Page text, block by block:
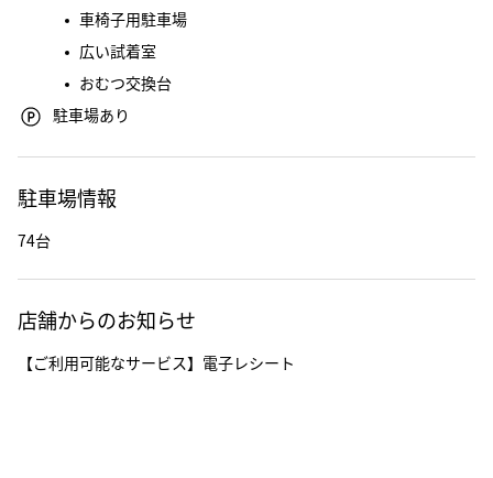
車椅子用駐車場
広い試着室
おむつ交換台
駐車場あり
駐車場情報
74台
店舗からのお知らせ
【ご利用可能なサービス】電子レシート